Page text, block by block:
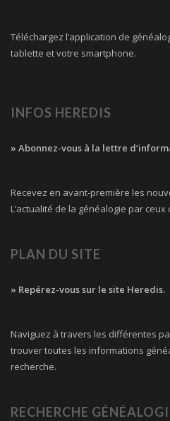
Téléchargez l’application de
tablette et votre smartphone.
INFOS HEREDIS
» Abonnez-vous à la lettre
Recevez en avant-première les
L’actualité de la généalogie par ceux
PLAN DU SITE
» Repérez-vous sur le site Heredis.
Naviguez à travers les différentes
trouver toutes les informations
recherche.
RECHERCHE